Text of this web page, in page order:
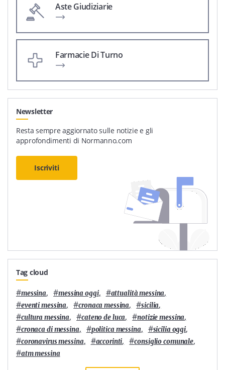
Aste Giudiziarie
Farmacie Di Turno
Newsletter
Resta sempre aggiornato sulle notizie e gli
approfondimenti di Normanno.com
Iscriviti
Tag cloud
#messina, #messina oggi, #attualità messina,
#eventi messina, #cronaca messina, #sicilia,
#cultura messina, #cateno de luca, #notizie messina,
#cronaca di messina, #politica messina, #sicilia oggi,
#coronavirus messina, #accorinti, #consiglio comunale,
#atm messina